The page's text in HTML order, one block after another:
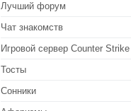
Лучший форум
Чат знакомств
Игровой сервер Counter Strike
Тосты
Сонники